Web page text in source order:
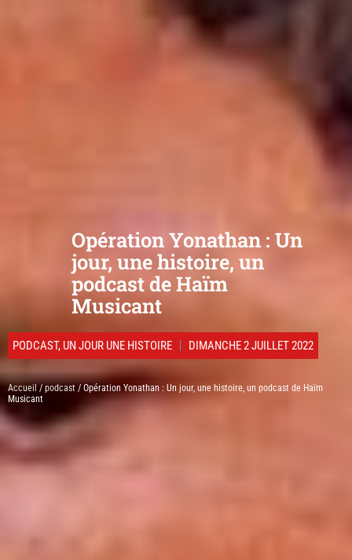
Opération Yonathan : Un
jour, une histoire, un
podcast de Haïm
Musicant
PODCAST, UN JOUR UNE HISTOIRE DIMANCHE 2 JUILLET 2022
Accueil/podcast / Opération Yonathan : Un jour, une histoire, un podcast de Haïm
Musicant